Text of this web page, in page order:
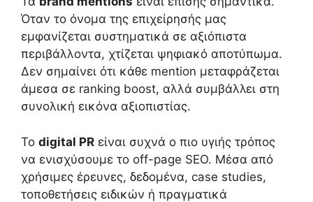
Όταν το όνομα της επιχείρησής μας
εμφανίζεται συστηματικά σε αξιόπιστα
περιβάλλοντα, χτίζεται ψηφιακό αποτύπωμα.
Δεν σημαίνει ότι κάθε mention μεταφράζεται
άμεσα σε ranking boost, αλλά συμβάλλει στη
συνολική εικόνα αξιοπιστίας.
Το digital PR είναι συχνά ο πιο υγιής τρόπος
να ενισχύσουμε το off-page SEO. Μέσα από
χρήσιμες έρευνες, δεδομένα, case studies,
τοποθετήσεις ειδικών ή πραγματικά